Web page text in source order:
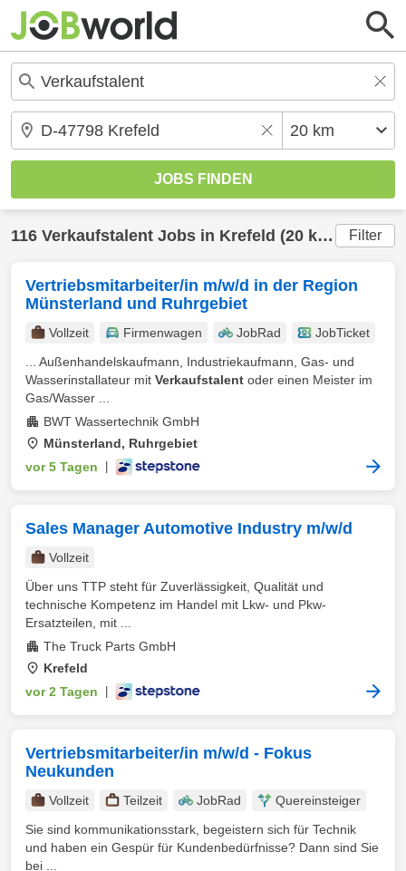
116 Verkaufstalent Jobs in Krefeld (20 km) gefunden Filter
Vertriebsmitarbeiter/in m/w/d in der Region
Münsterland und Ruhrgebiet
Vollzeit Firmenwagen JobRad
JobTicket
... Außenhandelskaufmann, Industriekaufmann, Gas- und
Wasserinstallateur mit Verkaufstalent oder einen Meister im
Gas/Wasser ...
BWT Wassertechnik GmbH
Münsterland, Ruhrgebiet
vor 5 Tagen
Sales Manager Automotive Industry m/w/d
Vollzeit
Über uns TTP steht für Zuverlässigkeit, Qualität und
technische Kompetenz im Handel mit Lkw- und Pkw-
Ersatzteilen, mit ...
The Truck Parts GmbH
Krefeld
vor 2 Tagen
Vertriebsmitarbeiter/in m/w/d - Fokus
Neukunden
Vollzeit Teilzeit JobRad
Quereinsteiger
Sie sind kommunikationsstark, begeistern sich für Technik
und haben ein Gespür für Kundenbedürfnisse? Dann sind Sie
bei ...